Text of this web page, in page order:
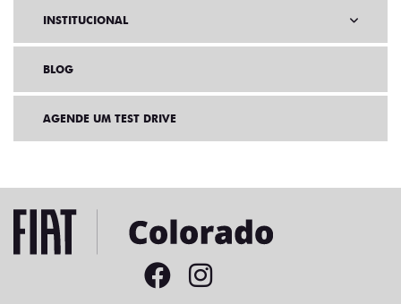
INSTITUCIONAL
BLOG
AGENDE UM TEST DRIVE